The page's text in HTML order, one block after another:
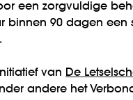
een zorg­­vuldige
binnen 90 dagen
van De
andere het